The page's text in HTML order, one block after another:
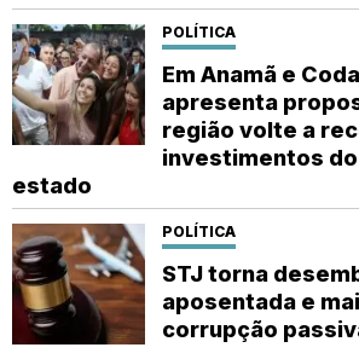
POLÍTICA
Em Anamã e
apresenta
região volte a
investimentos
estado
POLÍTICA
STJ torna
aposentada e
corrupção